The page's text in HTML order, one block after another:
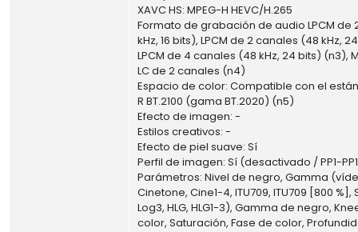
XAVC HS: MPEG-H HEVC/H.265
Formato de grabación de audio LPCM de
kHz, 16 bits), LPCM de 2 canales (48 kHz,
LPCM de 4 canales (48 kHz, 24 bits) (n3),
LC de 2 canales (n4)
Espacio de color: Compatible con el
R BT.2100 (gama BT.2020) (n5)
Efecto de imagen: -
Estilos creativos: -
Efecto de piel suave: Sí
Perfil de imagen: Sí (desactivado / PP1-
Parámetros: Nivel de negro, Gamma
Cinetone, Cine1-4, ITU709, ITU709 [800 %],
Log3, HLG, HLG1-3), Gamma de negro,
color, Saturación, Fase de color,